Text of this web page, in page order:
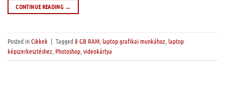
CONTINUE READING →
Posted inCikkek | Tagged 8 GB RAM laptop grafikai munkához laptop
képszerkesztéshez Photoshop videokártya